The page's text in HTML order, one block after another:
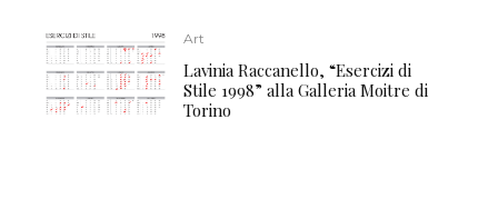
Art
Lavinia Raccanello, “Esercizi di
Stile 1998” alla Galleria Moitre di
Torino